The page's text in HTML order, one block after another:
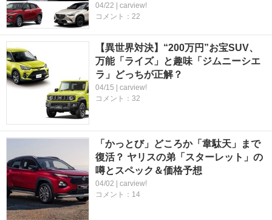
04/22 | carview!
コメント：22
【異世界対決】“200万円”お宝SUV、
万能「ライズ」と趣味「ジムニーシエ
ラ」どっちが正解？
04/15 | carview!
コメント：32
「かっとび」どころか「韋駄天」まで
復活？ ヤリスの弟「スターレット」の
噂とスペック＆価格予想
04/02 | carview!
コメント：14